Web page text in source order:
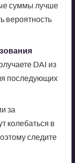
суммы лучше
вероятность
DAI из
последующих
за
колебаться в
следите